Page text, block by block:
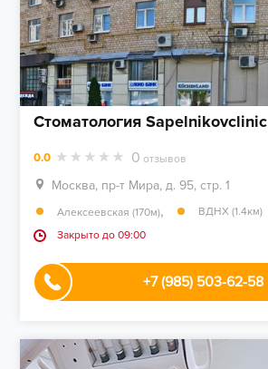
Стоматология Sapelnikovclinic
0.0 0 отзывов
Москва, пр-т Мира, д. 95, стр. 1
Алексеевская (170м),
ВДНХ (1.4км)
Закрыто до 09:00
+7 (985) 503-62-58